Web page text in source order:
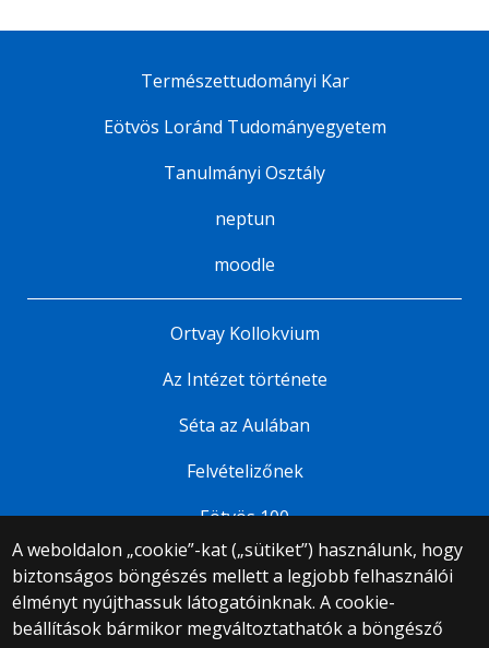
A weboldalon „cookie”-kat („sütiket”) használunk, hogy
biztonságos böngészés mellett a legjobb felhasználói
élményt nyújthassuk látogatóinknak. A cookie-
beállítások bármikor megváltoztathatók a böngésző
Természettudományi Kar
Eötvös Loránd Tudományegyetem
Tanulmányi Osztály
neptun
moodle
Ortvay Kollokvium
Az Intézet története
Séta az Aulában
Felvételizőnek
Eötvös 100
© 2025 Eötvös Loránd Tudományegyetem
Minden jog fenntartva.
1053 Budapest, Egyetem tér 1–3.